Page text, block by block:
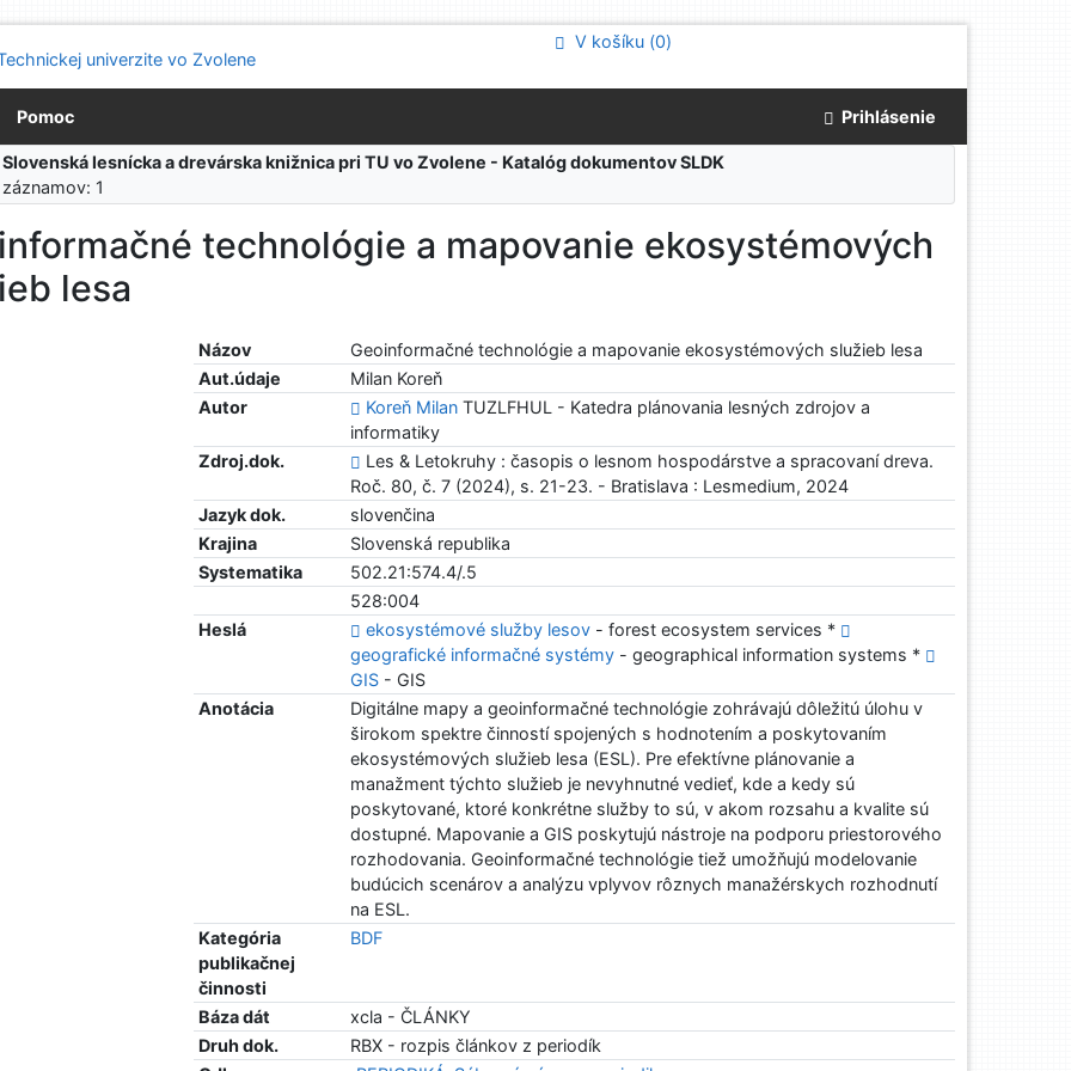
V košíku (0)
Pomoc Prihlásenie
Slovenská lesnícka a drevárska knižnica pri TU vo Zvolene - Katalóg dokumentov SLDK
1
technológie a mapovanie ekosystémových
lesa
Názov
Geoinformačné technológie a mapovanie ekosystémových služieb lesa
Aut.údaje
Milan Koreň
Autor
Koreň Milan TUZLFHUL - Katedra plánovania lesných zdrojov a
informatiky
Zdroj.dok.
Les & Letokruhy : časopis o lesnom hospodárstve a spracovaní dreva.
Roč. 80, č. 7 (2024), s. 21-23. - Bratislava : Lesmedium, 2024
Jazyk dok.
slovenčina
Krajina
Slovenská republika
Systematika
502.21:574.4/.5
528:004
Heslá
ekosystémové služby lesov - forest ecosystem services *
geografické informačné systémy - geographical information systems *
GIS - GIS
Anotácia
Digitálne mapy a geoinformačné technológie zohrávajú dôležitú úlohu v
širokom spektre činností spojených s hodnotením a poskytovaním
ekosystémových služieb lesa (ESL). Pre efektívne plánovanie a
manažment týchto služieb je nevyhnutné vedieť, kde a kedy sú
poskytované, ktoré konkrétne služby to sú, v akom rozsahu a kvalite sú
dostupné. Mapovanie a GIS poskytujú nástroje na podporu priestorového
rozhodovania. Geoinformačné technológie tiež umožňujú modelovanie
budúcich scenárov a analýzu vplyvov rôznych manažérskych rozhodnutí
na ESL.
Kategória
publikačnej
činnosti
BDF
Báza dát
xcla - ČLÁNKY
Druh dok.
RBX - rozpis článkov z periodík